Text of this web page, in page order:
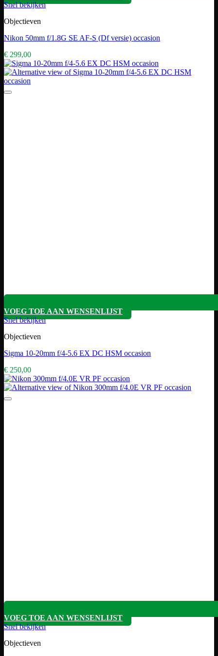
Snel bekijken
Objectieven
Nikon 50mm f/1.8G SE AF-S (Df versie) occasion
€ 299,00
VOEG TOE AAN WENSENLIJST
Snel bekijken
Objectieven
Sigma 10-20mm f/4-5.6 EX DC HSM occasion
€ 250,00
VOEG TOE AAN WENSENLIJST
Snel bekijken
Objectieven